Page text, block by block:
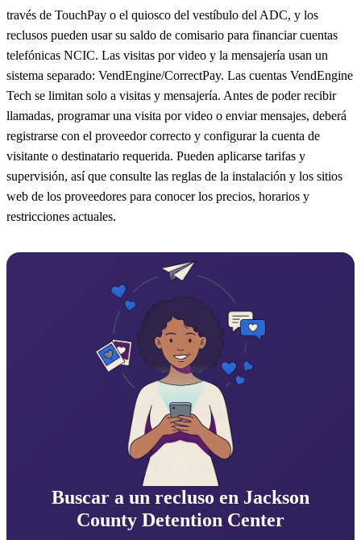
través de TouchPay o el quiosco del vestíbulo del ADC, y los
reclusos pueden usar su saldo de comisario para financiar cuentas
telefónicas NCIC. Las visitas por video y la mensajería usan un
sistema separado: VendEngine/CorrectPay. Las cuentas VendEngine
Tech se limitan solo a visitas y mensajería. Antes de poder recibir
llamadas, programar una visita por video o enviar mensajes, deberá
registrarse con el proveedor correcto y configurar la cuenta de
visitante o destinatario requerida. Pueden aplicarse tarifas y
supervisión, así que consulte las reglas de la instalación y los sitios
web de los proveedores para conocer los precios, horarios y
restricciones actuales.
Buscar a un recluso en Jackson
County Detention Center